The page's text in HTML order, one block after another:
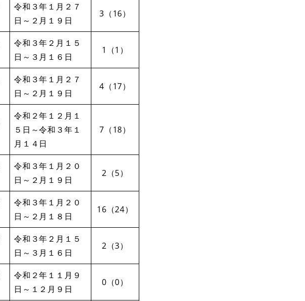
令和３年１月２７
日～２月１９日
3（16）
令和３年２月１５
日～３月１６日
1（1）
令和３年１月２７
日～２月１９日
4（17）
令和２年１２月１
５日～令和３年１
月１４日
7（18）
令和３年１月２０
日～２月１９日
2（5）
令和３年１月２０
日～２月１８日
16（24）
令和３年２月１５
日～３月１６日
2（3）
令和２年１１月９
日～１２月９日
0（0）